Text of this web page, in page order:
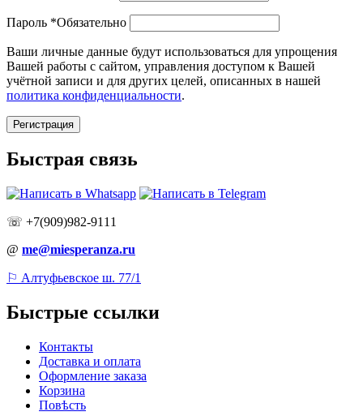
Пароль *Обязательно
Ваши личные данные будут использоваться для упрощения
Вашей работы с сайтом, управления доступом к Вашей
учётной записи и для других целей, описанных в нашей
политика конфиденциальности.
Регистрация
Быстрая связь
☏ +7(909)982-9111
@ me@miesperanza.ru
⚐ Алтуфьевское ш. 77/1
Быстрые ссылки
Контакты
Доставка и оплата
Оформление заказа
Корзина
Повѣсть